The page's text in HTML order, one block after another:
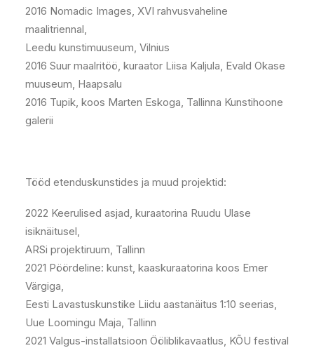
2016 Nomadic Images, XVI rahvusvaheline
maalitriennal,
Leedu kunstimuuseum, Vilnius
2016 Suur maalritöö, kuraator Liisa Kaljula, Evald Okase
muuseum, Haapsalu
2016 Tupik, koos Marten Eskoga, Tallinna Kunstihoone
galerii
Tööd etenduskunstides ja muud projektid:
2022 Keerulised asjad, kuraatorina Ruudu Ulase
isiknäitusel,
ARSi projektiruum, Tallinn
2021 Pöördeline: kunst, kaaskuraatorina koos Emer
Värgiga,
Eesti Lavastuskunstike Liidu aastanäitus 1:10 seerias,
Uue Loomingu Maja, Tallinn
2021 Valgus-installatsioon Ööliblikavaatlus, KÕU festival